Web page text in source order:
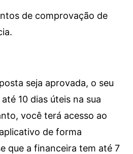
de comprovação de
seja aprovada, o seu
10 dias úteis na sua
você terá acesso ao
de forma
que a financeira tem até 7